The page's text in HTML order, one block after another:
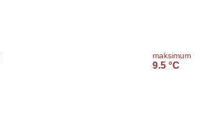
maksimum
9.5 °C